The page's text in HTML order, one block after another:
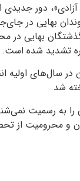
دور جدیدی
بهایی در
بهایی در
تشدید شده است.
در سال‌های
شد.
را به رسمیت
و محرومیت از